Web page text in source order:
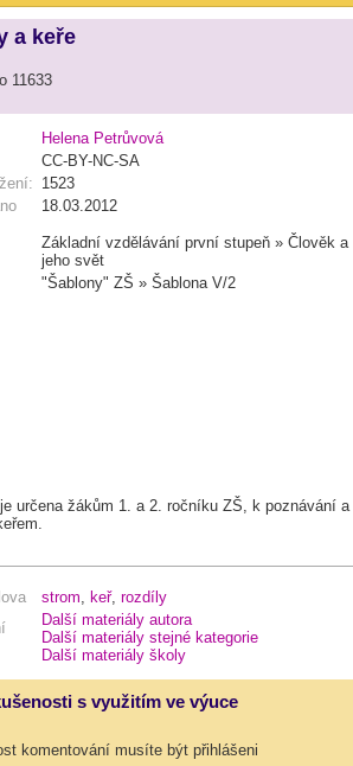
a keře
11633
Helena Petrůvová
CC-BY-NC-SA
1523
18.03.2012
Základní vzdělávání první stupeň » Člověk a
jeho svět
"Šablony" ZŠ » Šablona V/2
určena žákům 1. a 2. ročníku ZŠ, k poznávání
strom keř, rozdíly
Další materiály autora
Další materiály stejné kategorie
Další materiály školy
s využitím ve výuce
komentování musíte být přihlášeni